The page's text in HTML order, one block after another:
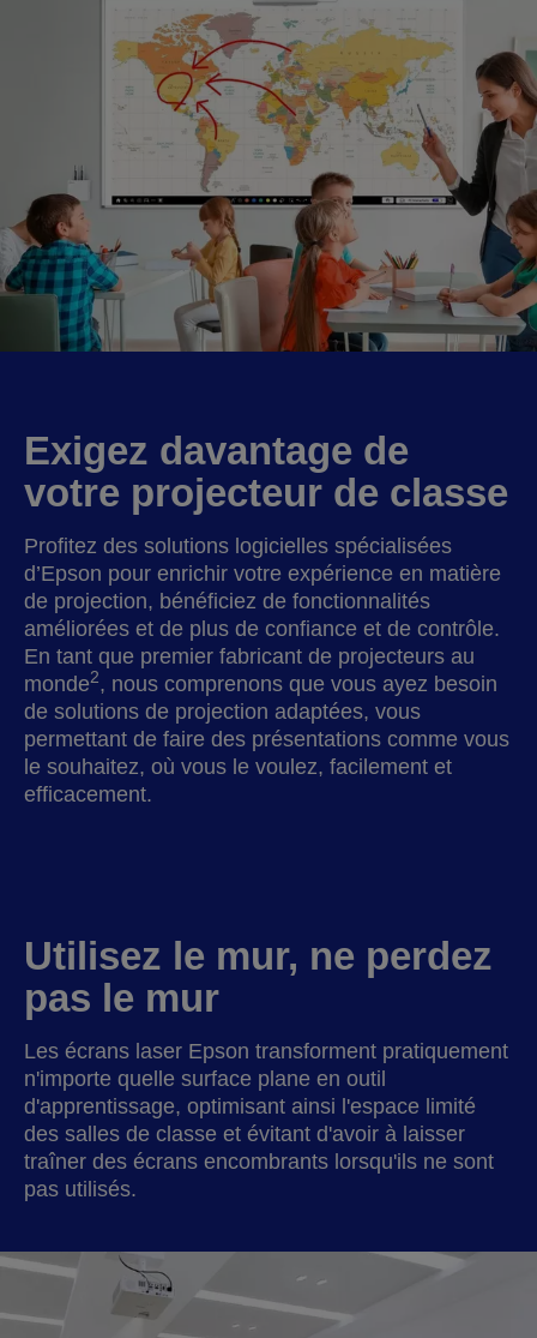
Exigez davantage de
votre projecteur de classe
Profitez des solutions logicielles spécialisées
d’Epson pour enrichir votre expérience en matière
de projection, bénéficiez de fonctionnalités
améliorées et de plus de confiance et de contrôle.
En tant que premier fabricant de projecteurs au
monde2, nous comprenons que vous ayez besoin
de solutions de projection adaptées, vous
permettant de faire des présentations comme vous
le souhaitez, où vous le voulez, facilement et
efficacement.
Utilisez le mur, ne perdez
pas le mur
Les écrans laser Epson transforment pratiquement
n'importe quelle surface plane en outil
d'apprentissage, optimisant ainsi l'espace limité
des salles de classe et évitant d'avoir à laisser
traîner des écrans encombrants lorsqu'ils ne sont
pas utilisés.